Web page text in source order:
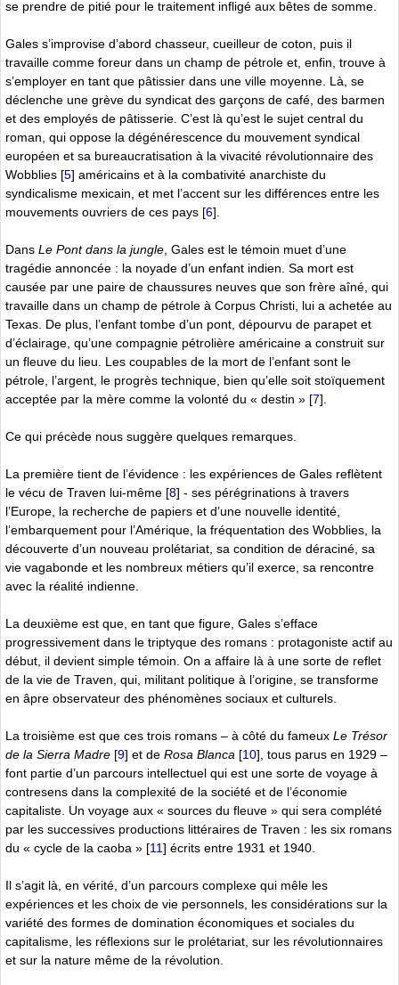
se prendre de pitié pour le traitement infligé aux bêtes de somme.
Gales s’improvise d’abord chasseur, cueilleur de coton, puis il
travaille comme foreur dans un champ de pétrole et, enfin, trouve à
s’employer en tant que pâtissier dans une ville moyenne. Là, se
déclenche une grève du syndicat des garçons de café, des barmen
et des employés de pâtisserie. C’est là qu’est le sujet central du
roman, qui oppose la dégénérescence du mouvement syndical
européen et sa bureaucratisation à la vivacité révolutionnaire des
Wobblies [5] américains et à la combativité anarchiste du
syndicalisme mexicain, et met l’accent sur les différences entre les
mouvements ouvriers de ces pays [6]
Dans Le Pont dans la jungle , Gales est le témoin muet d’une
tragédie annoncée : la noyade d’un enfant indien. Sa mort est
causée par une paire de chaussures neuves que son frère aîné, qui
travaille dans un champ de pétrole à Corpus Christi, lui a achetée au
Texas. De plus, l’enfant tombe d’un pont, dépourvu de parapet et
d’éclairage, qu’une compagnie pétrolière américaine a construit sur
un fleuve du lieu. Les coupables de la mort de l’enfant sont le
pétrole, l’argent, le progrès technique, bien qu’elle soit stoïquement
acceptée par la mère comme la volonté du « destin » [7]
Ce qui précède nous suggère quelques remarques.
La première tient de l’évidence : les expériences de Gales reflètent
le vécu de Traven lui-même [8] - ses pérégrinations à travers
l’Europe, la recherche de papiers et d’une nouvelle identité,
l’embarquement pour l’Amérique, la fréquentation des Wobblies, la
découverte d’un nouveau prolétariat, sa condition de déraciné, sa
vie vagabonde et les nombreux métiers qu’il exerce, sa rencontre
avec la réalité indienne.
La deuxième est que, en tant que figure, Gales s’efface
progressivement dans le triptyque des romans : protagoniste actif au
début, il devient simple témoin. On a affaire là à une sorte de reflet
de la vie de Traven, qui, militant politique à l’origine, se transforme
en âpre observateur des phénomènes sociaux et culturels.
La troisième est que ces trois romans – à côté du fameux Le Trésor
de la Sierra Madre [9] et de Rosa Blanca [10] , tous parus en 1929 –
font partie d’un parcours intellectuel qui est une sorte de voyage à
contresens dans la complexité de la société et de l’économie
capitaliste. Un voyage aux « sources du fleuve » qui sera complété
par les successives productions littéraires de Traven : les six romans
du « cycle de la caoba » [11] écrits entre 1931 et 1940.
Il s’agit là, en vérité, d’un parcours complexe qui mêle les
expériences et les choix de vie personnels, les considérations sur la
variété des formes de domination économiques et sociales du
capitalisme, les réflexions sur le prolétariat, sur les révolutionnaires
et sur la nature même de la révolution.